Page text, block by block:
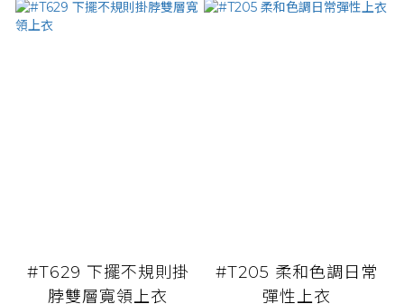
#T629 下擺不規則掛
脖雙層寬領上衣
#T205 柔和色調日常
彈性上衣